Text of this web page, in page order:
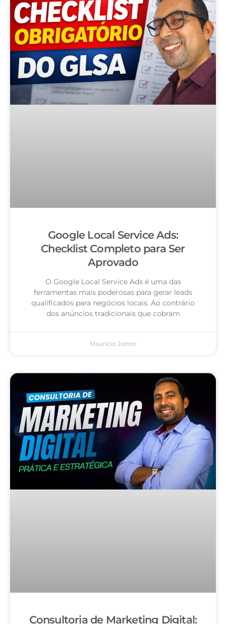
Google Local Service Ads:
Checklist Completo para Ser
Aprovado
O Google Local Service Ads é uma das
ferramentas mais poderosas para gerar leads
qualificados para negócios locais. Ao contrário
dos anúncios tradicionais que cobram
Mauricio Junior
Consultoria de Marketing Digital: